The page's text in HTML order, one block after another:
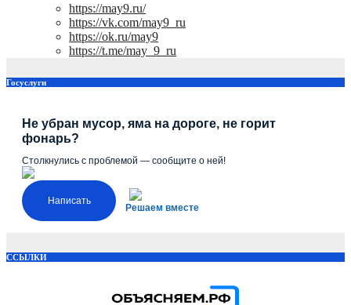
https://may9.ru/
https://vk.com/may9_ru
https://ok.ru/may9
https://t.me/may_9_ru
Госуслуги
Не убран мусор, яма на дороге, не горит
фонарь?
Столкнулись с проблемой — сообщите о ней!
Написать
Решаем вместе
ССЫЛКИ